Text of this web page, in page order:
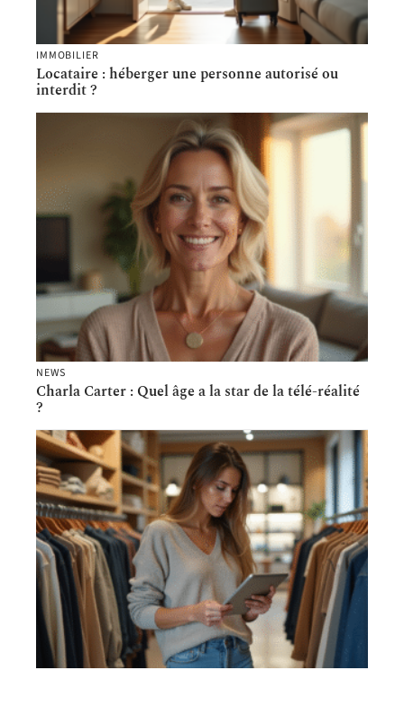
IMMOBILIER
Locataire : héberger une personne autorisé ou
interdit ?
NEWS
Charla Carter : Quel âge a la star de la télé-réalité
?